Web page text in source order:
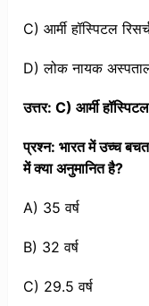
C) आर्मी हॉस्पिटल
D) लोक नायक
उत्तर: C) आर्मी
प्रश्न: भारत में उच्च
में क्या अनुमानित है?
A) 35 वर्ष
B) 32 वर्ष
C) 29.5 वर्ष